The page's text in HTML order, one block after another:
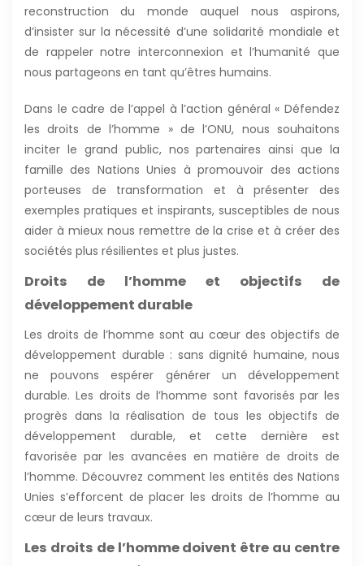
reconstruction du monde auquel nous aspirons,
d’insister sur la nécessité d’une solidarité mondiale et
de rappeler notre interconnexion et l’humanité que
nous partageons en tant qu’êtres humains.
Dans le cadre de l’appel à l’action général « Défendez
les droits de l’homme » de l’ONU, nous souhaitons
inciter le grand public, nos partenaires ainsi que la
famille des Nations Unies à promouvoir des actions
porteuses de transformation et à présenter des
exemples pratiques et inspirants, susceptibles de nous
aider à mieux nous remettre de la crise et à créer des
sociétés plus résilientes et plus justes.
Droits de l’homme et objectifs de
développement durable
Les droits de l’homme sont au cœur des objectifs de
développement durable : sans dignité humaine, nous
ne pouvons espérer générer un développement
durable. Les droits de l’homme sont favorisés par les
progrès dans la réalisation de tous les objectifs de
développement durable, et cette dernière est
favorisée par les avancées en matière de droits de
l’homme. Découvrez comment les entités des Nations
Unies s’efforcent de placer les droits de l’homme au
cœur de leurs travaux.
Les droits de l’homme doivent être au centre